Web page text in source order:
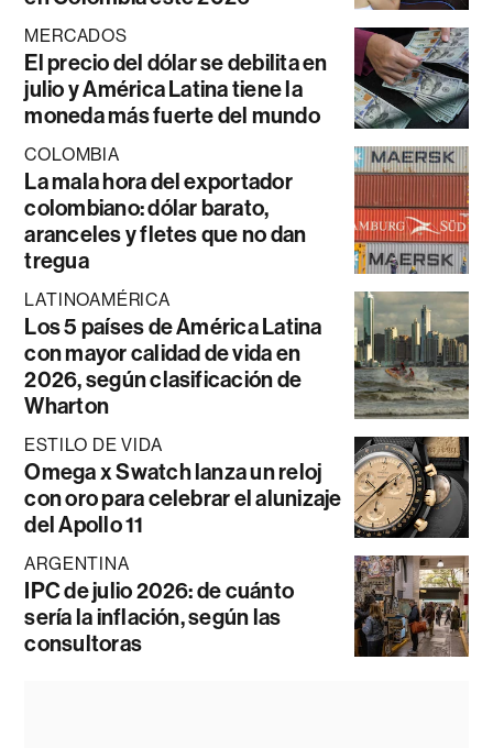
MERCADOS
El precio del dólar se debilita en
julio y América Latina tiene la
moneda más fuerte del mundo
COLOMBIA
La mala hora del exportador
colombiano: dólar barato,
aranceles y fletes que no dan
tregua
LATINOAMÉRICA
Los 5 países de América Latina
con mayor calidad de vida en
2026, según clasificación de
Wharton
ESTILO DE VIDA
Omega x Swatch lanza un reloj
con oro para celebrar el alunizaje
del Apollo 11
ARGENTINA
IPC de julio 2026: de cuánto
sería la inflación, según las
consultoras